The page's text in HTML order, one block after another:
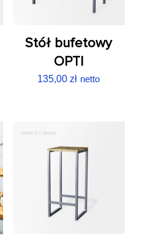
Stół bufetowy
OPTI
135,00zł netto